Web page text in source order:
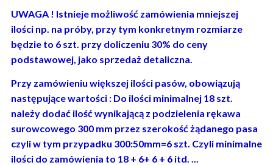
UWAGA ! Istnieje możliwość zamówienia mniejszej
ilości np. na próby, przy tym konkretnym rozmiarze
będzie to 6 szt. przy doliczeniu 30% do ceny
podstawowej, jako sprzedaż detaliczna.
Przy zamówieniu większej ilości pasów, obowiązują
następujące wartości : Do ilości minimalnej 18 szt.
należy dodać ilość wynikającą z podzielenia rękawa
surowcowego 300 mm przez szerokość żądanego pasa
czyli w tym przypadku 300:50mm=6 szt. Czyli minimalne
ilości do zamówienia to 18 + 6+ 6 + 6 itd. ...